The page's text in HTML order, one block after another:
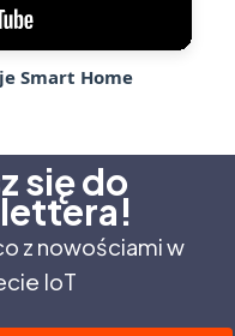
Smart Home
się do
z nowościami w
IoT